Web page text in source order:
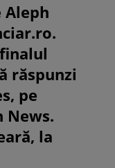
Aleph
răspunzi
pe
News.
la